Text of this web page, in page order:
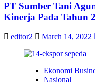
PT Sumber Tani
Kinerja Pada Tahun
editor2 March 14, 2022
Ekonomi
Nasional